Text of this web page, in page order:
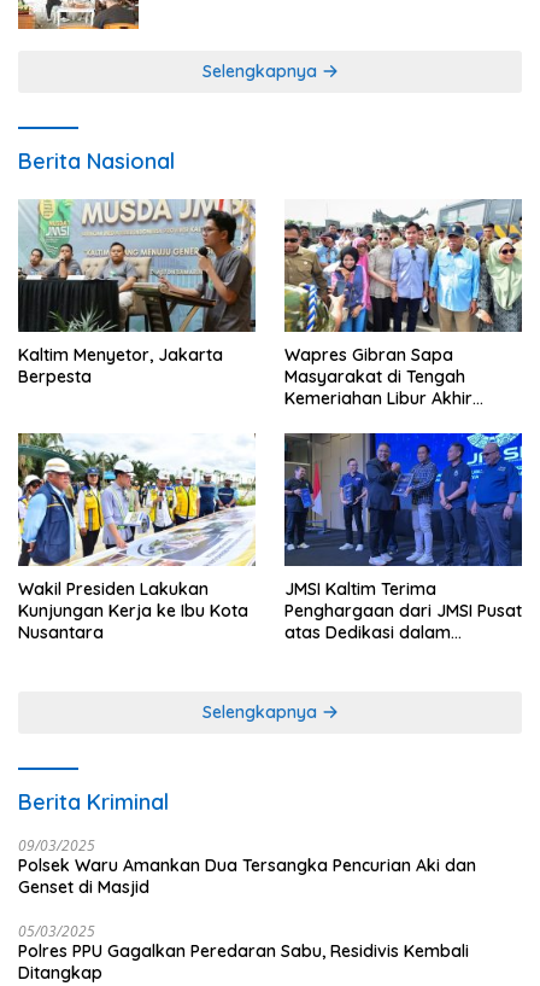
Selengkapnya
Berita Nasional
Kaltim Menyetor, Jakarta
Berpesta
Wapres Gibran Sapa
Masyarakat di Tengah
Kemeriahan Libur Akhir
Wakil Presiden Lakukan
Kunjungan Kerja ke Ibu Kota
Nusantara
JMSI Kaltim Terima
Penghargaan dari JMSI Pusat
atas Dedikasi dalam
Selengkapnya
Berita Kriminal
09/03/2025
Polsek Waru Amankan Dua Tersangka Pencurian Aki dan
Genset di Masjid
05/03/2025
Polres PPU Gagalkan Peredaran Sabu, Residivis Kembali
Ditangkap